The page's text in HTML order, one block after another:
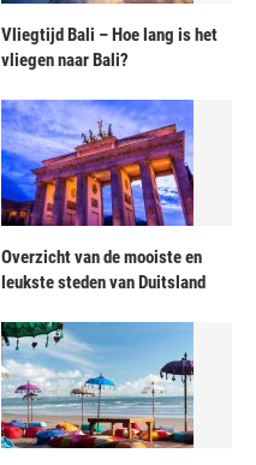
Vliegtijd Bali – Hoe lang is het
vliegen naar Bali?
Overzicht van de mooiste en
leukste steden van Duitsland